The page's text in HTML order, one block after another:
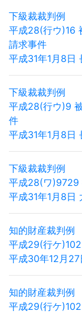
下級裁裁判例
平成28(行ウ)16
請求事件
平成31年1月8日
下級裁裁判例
平成28(行ウ)9
件
平成31年1月8日
下級裁裁判例
平成28(ワ)9729
平成31年1月8日
知的財産裁判例
平成29(行ケ
平成30年12月
知的財産裁判例
平成29(行ケ